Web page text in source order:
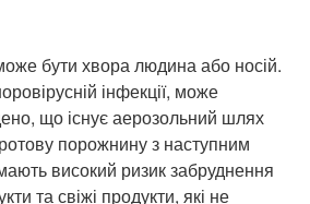
бути хвора людина або носій.
інфекції, може
що існує аерозольний шлях
порожнину з наступним
високий ризик забруднення
та свіжі продукти, які не